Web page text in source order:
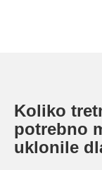
Koliko
potrebno
uklonile